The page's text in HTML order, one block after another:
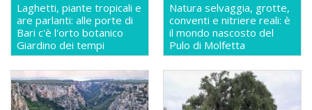
Laghetti, piante tropicali e
are parlanti: alle porte di
Bari c'è l'orto botanico
Giardino dei tempi
Natura selvaggia, grotte,
conventi e nitriere reali: è
il mondo nascosto del
Pulo di Molfetta